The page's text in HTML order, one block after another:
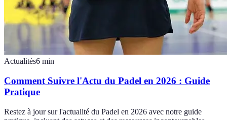
Actualités6 min
Comment Suivre l'Actu du Padel en 2026 : Guide
Pratique
Restez à jour sur l'actualité du Padel en 2026 avec notre guide